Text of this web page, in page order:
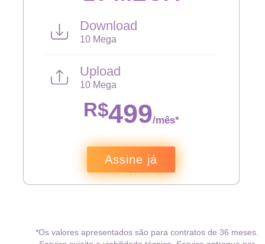
Download
10 Mega
Upload
10 Mega
R$499/mês*
Assine já
*Os valores apresentados são para contratos de 36 meses.